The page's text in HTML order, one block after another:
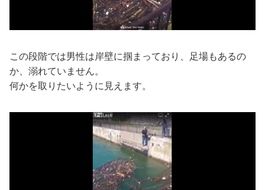
この段階では男性は岸壁に掴まっており、足場もあるの
か、溺れていません。
何かを取りたいように見えます。